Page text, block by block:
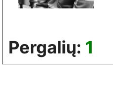
Pergalių: 1